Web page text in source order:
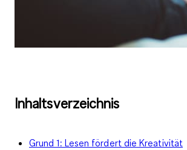
Inhaltsverzeichnis
Grund 1: Lesen fördert die Kreativität